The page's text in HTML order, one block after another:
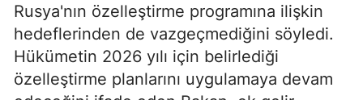
Rusya'nın özelleştirme programına ilişkin
hedeflerinden de vazgeçmediğini söyledi.
Hükümetin 2026 yılı için belirlediği
özelleştirme planlarını uygulamaya devam